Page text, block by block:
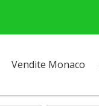
Vendite Monaco